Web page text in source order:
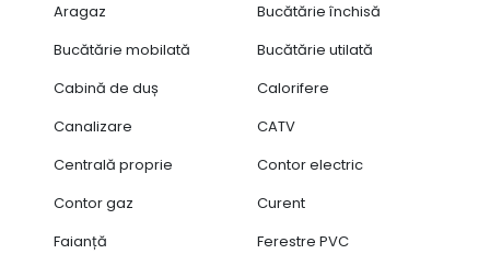
Aragaz
Bucătărie închisă
Bucătărie mobilată
Bucătărie utilată
Cabină de duș
Calorifere
Canalizare
CATV
Centrală proprie
Contor electric
Contor gaz
Curent
Faianță
Ferestre PVC